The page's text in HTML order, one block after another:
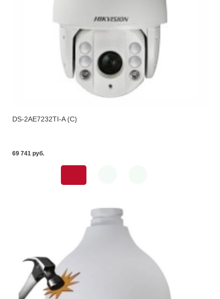
DS-2AE7232TI-A (C)
69 741 pуб.